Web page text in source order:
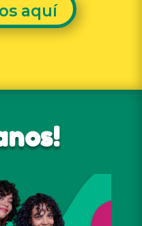
aquí